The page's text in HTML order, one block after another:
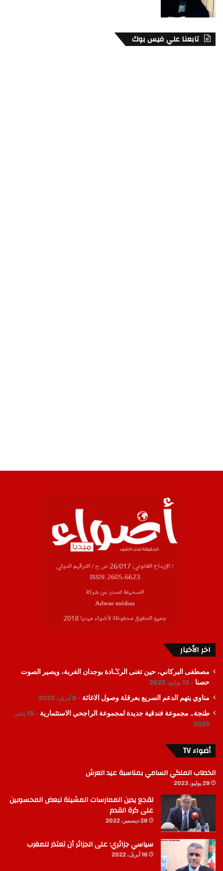
تابعنا علي فيس بوك
اخر الأخبار
مصطفى البركاني، حين تغنى الرݣادة بوجدان الغربة، ويصير الصوت
حصنا
13 يوليو، 2025
مناوي يتهم الدعم السريع بعرقلة وصول الاغاثة 8 أبريل، 2025
طنجة.. مجموعة فندقية جديدة لمجموعة الراجحي الاستثمارية
15 يناير،
2025
أضواء TV
الخطاب الملكي السامي بمناسبة عيد العرش
29 يوليو، 2023
لقجع يدين الممارسات المشينة لبعض المحسوبين
على كرة القدم
28 ديسمبر، 2022
سياسي جزائري: على الجزائر أن تعتذر للمغرب
16 أبريل، 2022